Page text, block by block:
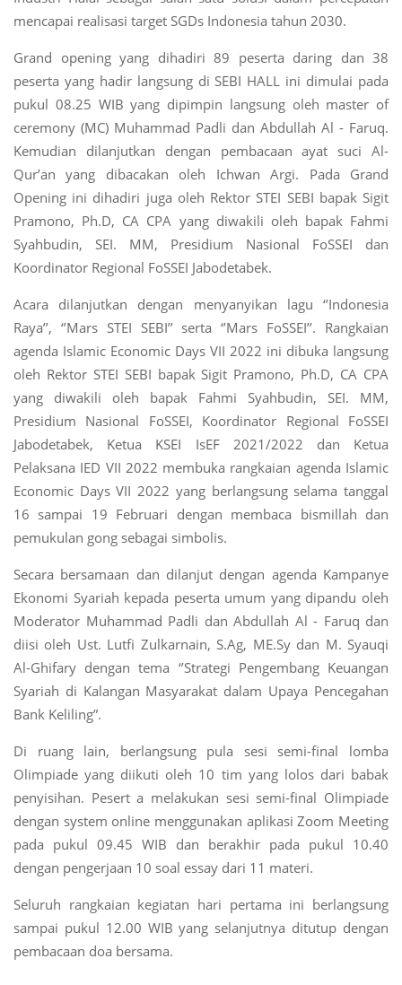
mencapai realisasi target SGDs Indonesia tahun 2030.
Grand opening yang dihadiri 89 peserta daring dan 38
peserta yang hadir langsung di SEBI HALL ini dimulai pada
pukul 08.25 WIB yang dipimpin langsung oleh master of
ceremony (MC) Muhammad Padli dan Abdullah Al - Faruq.
Kemudian dilanjutkan dengan pembacaan ayat suci Al-
Qur’an yang dibacakan oleh Ichwan Argi. Pada Grand
Opening ini dihadiri juga oleh Rektor STEI SEBI bapak Sigit
Pramono, Ph.D, CA CPA yang diwakili oleh bapak Fahmi
Syahbudin, SEI. MM, Presidium Nasional FoSSEI dan
Koordinator Regional FoSSEI Jabodetabek.
Acara dilanjutkan dengan menyanyikan lagu ‘’Indonesia
Raya’’, ‘’Mars STEI SEBI’’ serta ‘’Mars FoSSEI’’. Rangkaian
agenda Islamic Economic Days VII 2022 ini dibuka langsung
oleh Rektor STEI SEBI bapak Sigit Pramono, Ph.D, CA CPA
yang diwakili oleh bapak Fahmi Syahbudin, SEI. MM,
Presidium Nasional FoSSEI, Koordinator Regional FoSSEI
Jabodetabek, Ketua KSEI IsEF 2021/2022 dan Ketua
Pelaksana IED VII 2022 membuka rangkaian agenda Islamic
Economic Days VII 2022 yang berlangsung selama tanggal
16 sampai 19 Februari dengan membaca bismillah dan
pemukulan gong sebagai simbolis.
Secara bersamaan dan dilanjut dengan agenda Kampanye
Ekonomi Syariah kepada peserta umum yang dipandu oleh
Moderator Muhammad Padli dan Abdullah Al - Faruq dan
diisi oleh Ust. Lutfi Zulkarnain, S.Ag, ME.Sy dan M. Syauqi
Al-Ghifary dengan tema ‘’Strategi Pengembang Keuangan
Syariah di Kalangan Masyarakat dalam Upaya Pencegahan
Bank Keliling”.
Di ruang lain, berlangsung pula sesi semi-final lomba
Olimpiade yang diikuti oleh 10 tim yang lolos dari babak
penyisihan. Pesert a melakukan sesi semi-final Olimpiade
dengan system online menggunakan aplikasi Zoom Meeting
pada pukul 09.45 WIB dan berakhir pada pukul 10.40
dengan pengerjaan 10 soal essay dari 11 materi.
Seluruh rangkaian kegiatan hari pertama ini berlangsung
sampai pukul 12.00 WIB yang selanjutnya ditutup dengan
pembacaan doa bersama.